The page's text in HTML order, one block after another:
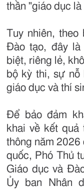
thần "giáo dục
Tuy nhiên, theo
Đào tạo, đây
biệt, riêng lẻ,
bộ kỳ thi, sự nỗ
giáo dục và thí
Để bảo đảm
khai về kết quả
thông năm 2026
quốc, Phó Thủ
Giáo dục và
Ủy ban Nhân